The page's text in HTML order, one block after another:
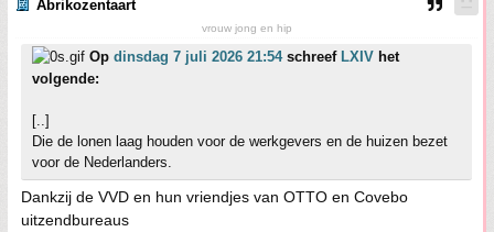
Abrikozentaart
vrouw jong en hip
Op dinsdag 7 juli 2026 21:54schreef LXIV het
volgende:
[..]
Die de lonen laag houden voor de werkgevers en de huizen bezet
voor de Nederlanders.
Dankzij de VVD en hun vriendjes van OTTO en Covebo
uitzendbureaus